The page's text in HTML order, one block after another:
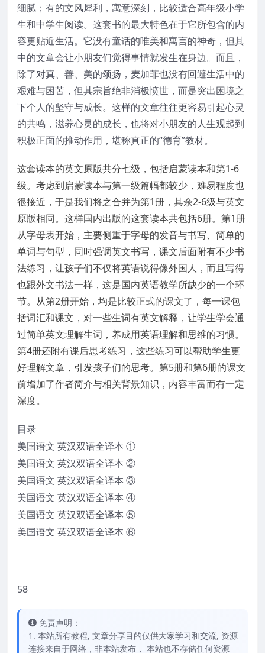
细腻；有的文风犀利，寓意深刻，比较适合高年级小学
生和中学生阅读。这套书的最大特色在于它所包含的内
容更贴近生活。它没有童话的唯美和寓言的神奇，但其
中的文章会让小朋友们觉得事情就发生在身边。而且，
除了对真、善、美的颂扬，麦加菲也没有回避生活中的
艰难与困苦，但其宗旨绝非消极愤世，而是突出困境之
下个人的坚守与成长。这样的文章往往更容易引起心灵
的共鸣，滋养心灵的成长，也将对小朋友的人生观起到
积极正面的推动作用，堪称真正的“德育”教材。
这套读本的英文原版共分七级，包括启蒙读本和第1-6
级。考虑到启蒙读本与第一级篇幅都较少，难易程度也
很接近，于是我们将之合并为第1册，其余2-6级与英文
原版相同。这样国内出版的这套读本共包括6册。第1册
从字母表开始，主要侧重于字母的发音与书写、简单的
单词与句型，同时强调英文书写，课文后面附有不少书
法练习，让孩子们不仅将英语说得像外国人，而且写得
也跟外文书法一样，这是国内英语教学所缺少的一个环
节。从第2册开始，均是比较正式的课文了，每一课包
括词汇和课文，对一些生词有英文解释，让学生学会通
过简单英文理解生词，养成用英语理解和思维的习惯。
第4册还附有课后思考练习，这些练习可以帮助学生更
好理解文章，引发孩子们的思考。第5册和第6册的课文
前增加了作者简介与相关背景知识，内容丰富而有一定
深度。
目录
美国语文 英汉双语全译本 ①
美国语文 英汉双语全译本 ②
美国语文 英汉双语全译本 ③
美国语文 英汉双语全译本 ④
美国语文 英汉双语全译本 ⑤
美国语文 英汉双语全译本 ⑥
58
免责声明：
1. 本站所有教程, 文章分享目的仅供大家学习和交流, 资源
连接来自于网络，非本站发布， 本站也不存储任何资源